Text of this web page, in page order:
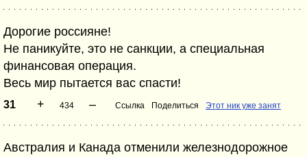
Дорогие россияне!
Не паникуйте, это не санкции, а специальная
финансовая операция.
Весь мир пытается вас спасти!
31 + 434 – Ссылка Поделиться Этот ник уже занят
Австралия и Канада отменили железнодорожное